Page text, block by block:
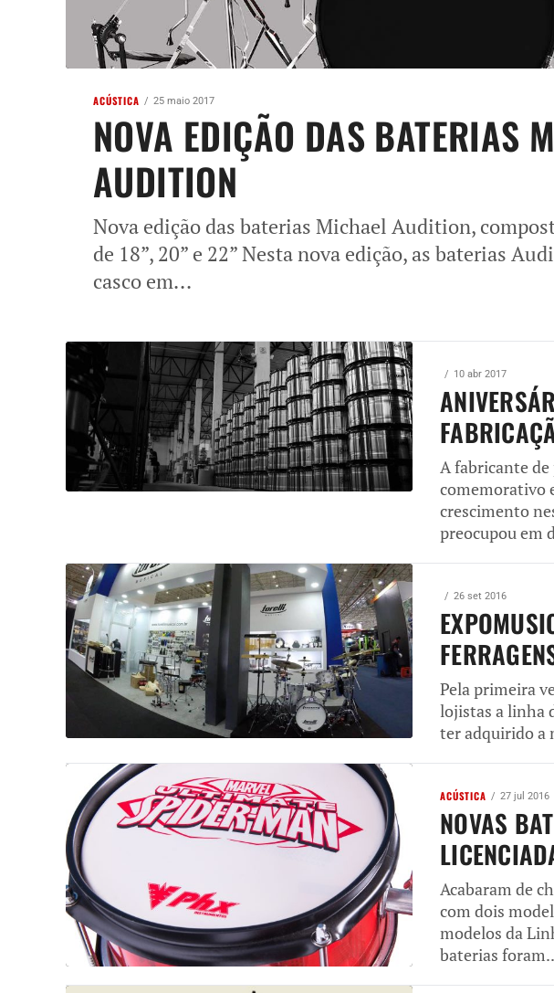
ACÚSTICA 25 maio 2017
NOVA EDIÇÃO DAS BATERIAS
AUDITION
Nova edição das baterias Michael Audition,
de 18”, 20” e 22” Nesta nova edição, as baterias
casco em...
10 abr 2017
A fabricante
comemorativo
crescimento
preocupou em
26 set 2016
Pela primeira
lojistas a linha
ter adquirido a
ACÚSTICA 27 jul 2016
NOVAS
Acabaram de
com dois
modelos da
baterias